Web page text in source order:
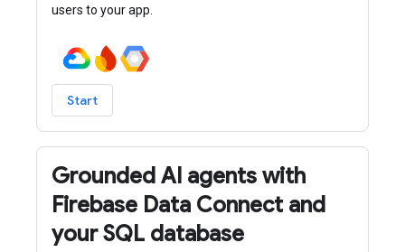
users to your app.
Start
Grounded AI agents with
Firebase Data Connect and
your SQL database